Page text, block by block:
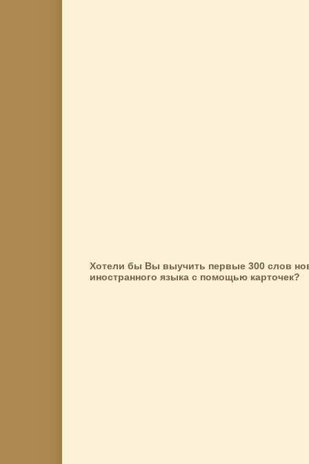
Хотели бы Вы выучить первые 300 слов
иностранного языка с помощью карточек?